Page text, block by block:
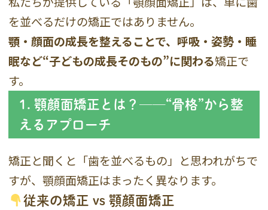
を並べるだけの矯正ではありません。
顎・顔面の成長を整えることで、呼吸・姿勢・睡
眠など“子どもの成長そのもの”に関わる矯正で
す。
1. 顎顔面矯正とは？──“骨格”から整
えるアプローチ
矯正と聞くと「歯を並べるもの」と思われがちで
すが、顎顔面矯正はまったく異なります。
従来の矯正 vs 顎顔面矯正